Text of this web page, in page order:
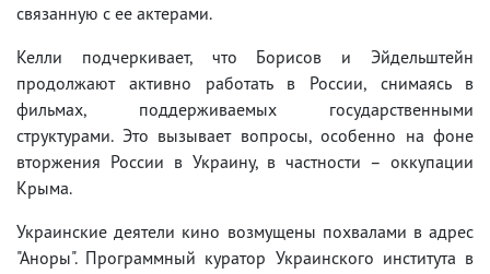
связанную с ее актерами.
Келли подчеркивает, что Борисов и Эйдельштейн
продолжают активно работать в России, снимаясь в
фильмах, поддерживаемых государственными
структурами. Это вызывает вопросы, особенно на фоне
вторжения России в Украину, в частности – оккупации
Крыма.
Украинские деятели кино возмущены похвалами в адрес
"Аноры". Программный куратор Украинского института в